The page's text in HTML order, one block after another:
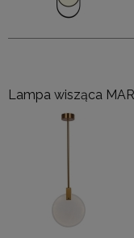
Lampa wisząca